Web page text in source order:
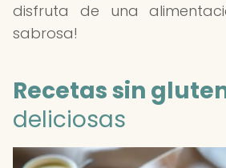
disfruta de una
sabrosa!
Recetas sin
deliciosas